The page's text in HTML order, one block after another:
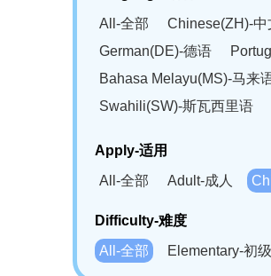
All-全部
Chinese(ZH)-中
German(DE)-德语
Bahasa Melayu(MS)-马来
Swahili(SW)-斯瓦西里语
Apply-适用
All-全部
Adult-成人
Difficulty-难度
All-全部
Elementary-初级